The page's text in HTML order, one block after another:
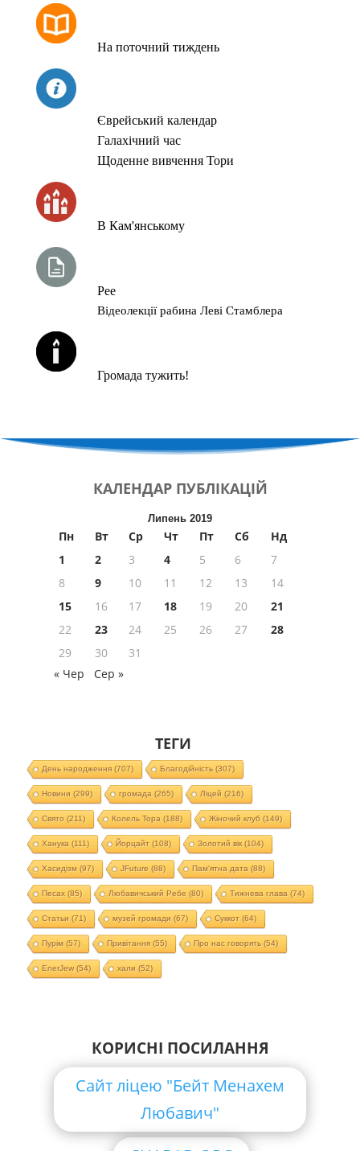
На поточний тиждень
Єврейський календар
Галахічний час
Щоденне вивчення Тори
В Кам'янському
Рее
Відеолекції рабина Леві Стамблера
Громада тужить!
КАЛЕНДАР ПУБЛІКАЦІЙ
Липень 2019
Пн Вт Ср Чт Пт Сб
Нд
1
2 3 4 5 6
7
8
9 10 11 12 13
14
15
16 17 18 19 20
21
22
23 24 25 26 27
28
29
30
31
« Чер
Сер »
ТЕГИ
День народження(707) Благодійність (307)
Новини (299) громада (265) Ліцей (216)
Свято (211) Колель Тора (188) Жіночий клуб (149)
Ханука (111) Йорцайт (108) Золотий вік(104)
Хасидізм (97) JFuture (88) Пам'ятна дата (88)
Песах(85) Любавичський Ребе (80) Тижнева глава (74)
Статьи (71) музей громади (67) Суккот (64)
Пурім (57) Привітання(55) Про нас говорять (54)
EnerJew(54) хали (52)
КОРИСНІ ПОСИЛАННЯ
Сайт ліцею "Бейт Менахем
Любавич"